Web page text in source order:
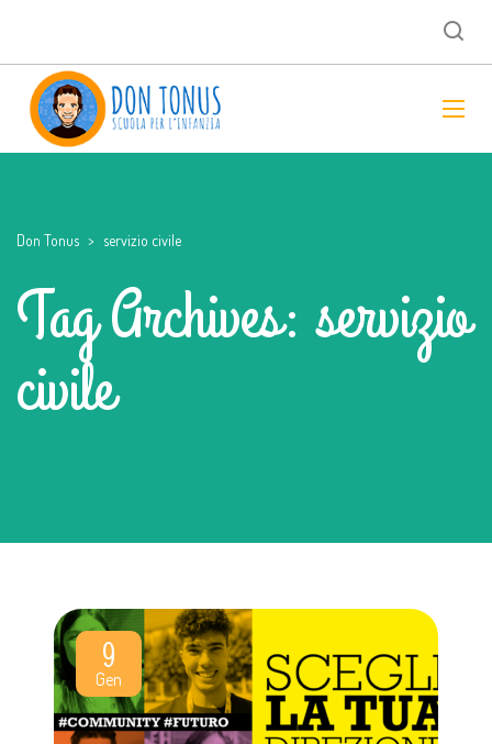
Don Tonus > servizio civile
Tag Archives: servizio
civile
9
Gen